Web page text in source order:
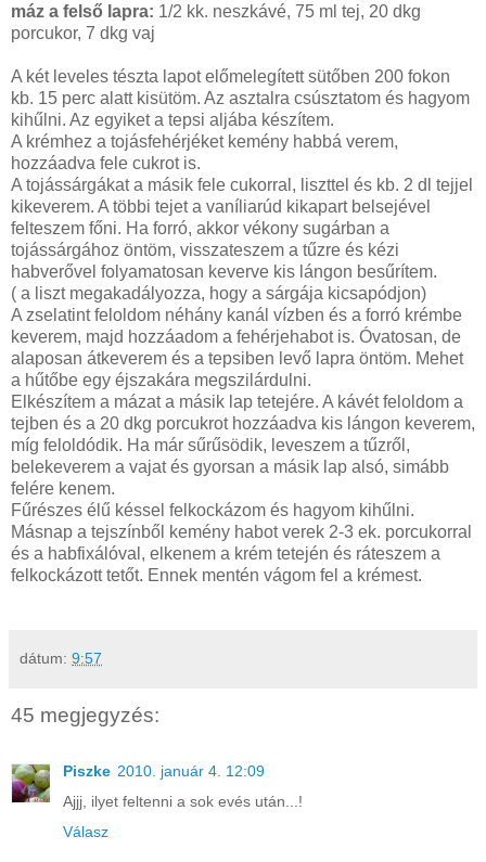
máz a felső lapra: 1/2 kk. neszkávé, 75 ml tej, 20 dkg
porcukor, 7 dkg vaj
A két leveles tészta lapot előmelegített sütőben 200 fokon
kb. 15 perc alatt kisütöm. Az asztalra csúsztatom és hagyom
kihűlni. Az egyiket a tepsi aljába készítem.
A krémhez a tojásfehérjéket kemény habbá verem,
hozzáadva fele cukrot is.
A tojássárgákat a másik fele cukorral, liszttel és kb. 2 dl tejjel
kikeverem. A többi tejet a vaníliarúd kikapart belsejével
felteszem főni. Ha forró, akkor vékony sugárban a
tojássárgához öntöm, visszateszem a tűzre és kézi
habverővel folyamatosan keverve kis lángon besűrítem.
( a liszt megakadályozza, hogy a sárgája kicsapódjon)
A zselatint feloldom néhány kanál vízben és a forró krémbe
keverem, majd hozzáadom a fehérjehabot is. Óvatosan, de
alaposan átkeverem és a tepsiben levő lapra öntöm. Mehet
a hűtőbe egy éjszakára megszilárdulni.
Elkészítem a mázat a másik lap tetejére. A kávét feloldom a
tejben és a 20 dkg porcukrot hozzáadva kis lángon keverem,
míg feloldódik. Ha már sűrűsödik, leveszem a tűzről,
belekeverem a vajat és gyorsan a másik lap alsó, simább
felére kenem.
Fűrészes élű késsel felkockázom és hagyom kihűlni.
Másnap a tejszínből kemény habot verek 2-3 ek. porcukorral
és a habfixálóval, elkenem a krém tetején és ráteszem a
felkockázott tetőt. Ennek mentén vágom fel a krémest.
dátum: 9:57
45 megjegyzés:
Piszke 2010. január 4. 12:09
Ajjj, ilyet feltenni a sok evés után...!
Válasz